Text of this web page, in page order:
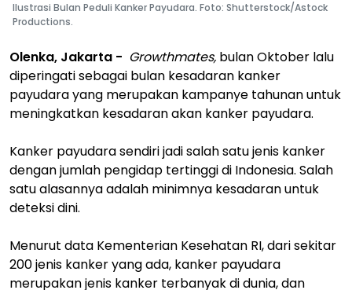
Ilustrasi Bulan Peduli Kanker Payudara. Foto: Shutterstock/Astock
Productions.
Olenka, Jakarta - Growthmates, bulan Oktober lalu
diperingati sebagai bulan kesadaran kanker
payudara yang merupakan kampanye tahunan untuk
meningkatkan kesadaran akan kanker payudara.
Kanker payudara sendiri jadi salah satu jenis kanker
dengan jumlah pengidap tertinggi di Indonesia. Salah
satu alasannya adalah minimnya kesadaran untuk
deteksi dini.
Menurut data Kementerian Kesehatan RI, dari sekitar
200 jenis kanker yang ada, kanker payudara
merupakan jenis kanker terbanyak di dunia, dan